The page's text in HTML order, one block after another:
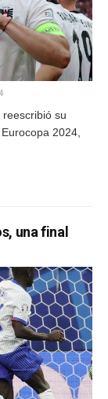
su
2024,
una final